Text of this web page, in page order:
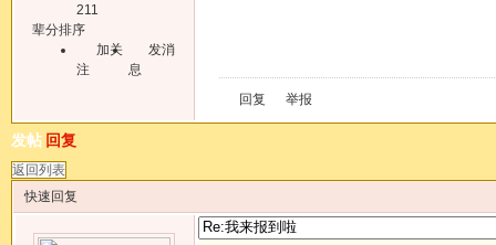
211
辈分排序
加关
注
发消
息
回复 举报
发帖 回复
返回列表
快速回复